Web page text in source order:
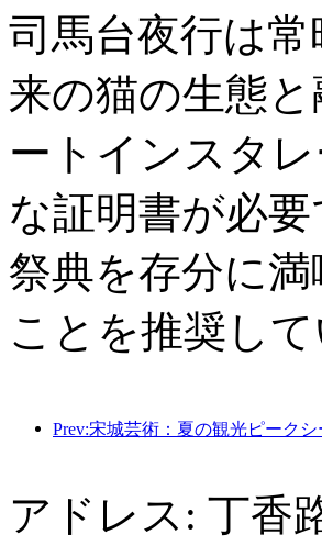
司馬台夜行は
来の猫の生態
ートインスタ
な証明書が必
祭典を存分に
ことを推奨して
アドレス: 丁香